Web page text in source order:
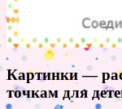
Картинки —
точкам для